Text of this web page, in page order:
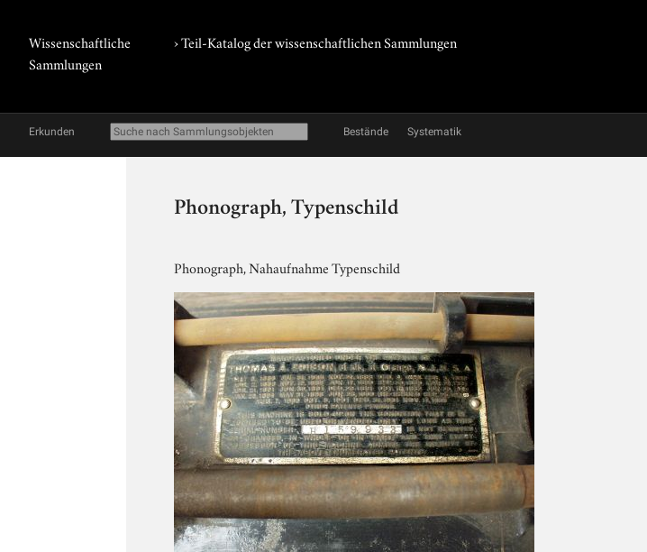
Wissenschaftliche
Sammlungen
› Teil-Katalog der wissenschaftlichen Sammlungen
Erkunden Bestände Systematik
Phonograph, Typenschild
Phonograph, Nahaufnahme Typenschild